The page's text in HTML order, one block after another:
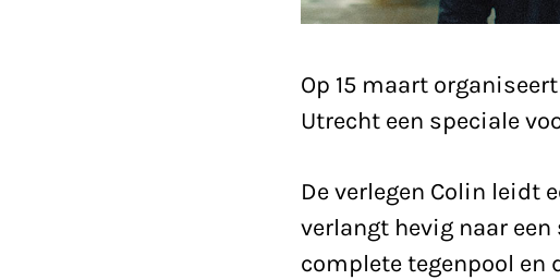
Op 15 maart
Utrecht een speciale
De verlegen Colin leidt
verlangt hevig naar
complete tegenpool en